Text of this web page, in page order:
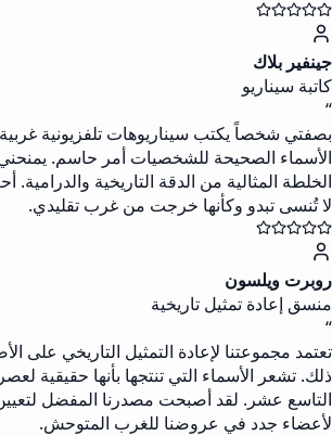
جينفير بلاك
كاتبة سيناريو
“
بصفتي شخصاً يكتب سيناريوهات تلفزيونية
الأسماء الصحيحة للشخصيات أمر حاسم. يمنحني
الخلطة المثالية من الدقة التاريخية
لا تُنسى تبدو وكأنها خرجت من غرب تقليدي.
روبرت ويلسون
منسق إعادة تمثيل تاريخية
“
تعتمد مجموعتنا لإعادة التمثيل التاريخي على
ذلك. تشعر الأسماء التي تنتجها بأنها حقيقية
التاسع عشر. لقد أصبحت مصدرنا المفضل
لأعضاء جدد في عروضنا للغرب المتوحش.